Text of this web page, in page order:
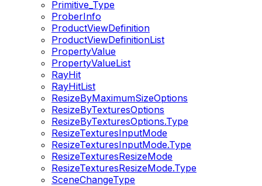
Primitive_Type
ProberInfo
ProductViewDefinition
ProductViewDefinitionList
PropertyValue
PropertyValueList
RayHit
RayHitList
ResizeByMaximumSizeOptions
ResizeByTexturesOptions
ResizeByTexturesOptions.Type
ResizeTexturesInputMode
ResizeTexturesInputMode.Type
ResizeTexturesResizeMode
ResizeTexturesResizeMode.Type
SceneChangeType